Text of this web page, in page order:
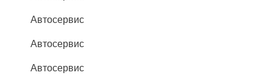
Автосервис
Автосервис
Автосервис